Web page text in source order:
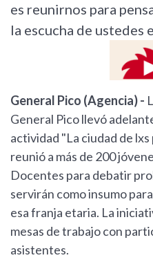
es reunirnos para
la escucha de ustedes
General Pico (Agencia) -
General Pico llevó
actividad "La ciudad de
reunió a más de 200
Docentes para debatir
servirán como insumo
esa franja etaria. La
mesas de trabajo con
asistentes.